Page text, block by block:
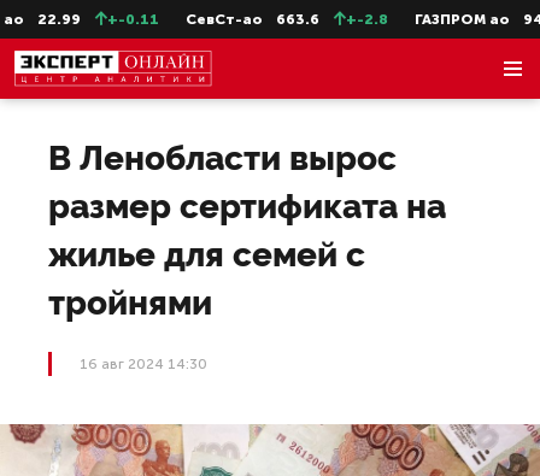
22.99 +-0.11 СевСт-ао 663.6 +-2.8 ГАЗПРОМ ао
В Ленобласти вырос
размер сертификата на
жилье для семей с
тройнями
16 авг 2024 14:30